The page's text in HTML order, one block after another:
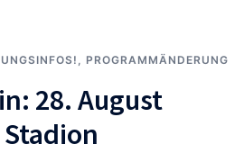
, PROGRAMMÄNDERUNG
28. August